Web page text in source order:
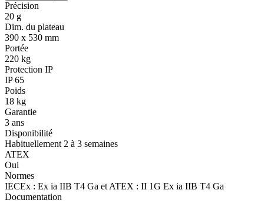
Précision
20 g
Dim. du plateau
390 x 530 mm
Portée
220 kg
Protection IP
IP 65
Poids
18 kg
Garantie
3 ans
Disponibilité
Habituellement 2 à 3 semaines
ATEX
Oui
Normes
IECEx : Ex ia IIB T4 Ga et ATEX : II 1G Ex ia IIB T4 Ga
Documentation